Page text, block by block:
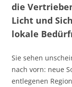
die
Licht und
lokale
Sie sehen
nach vorn: neue
entlegenen